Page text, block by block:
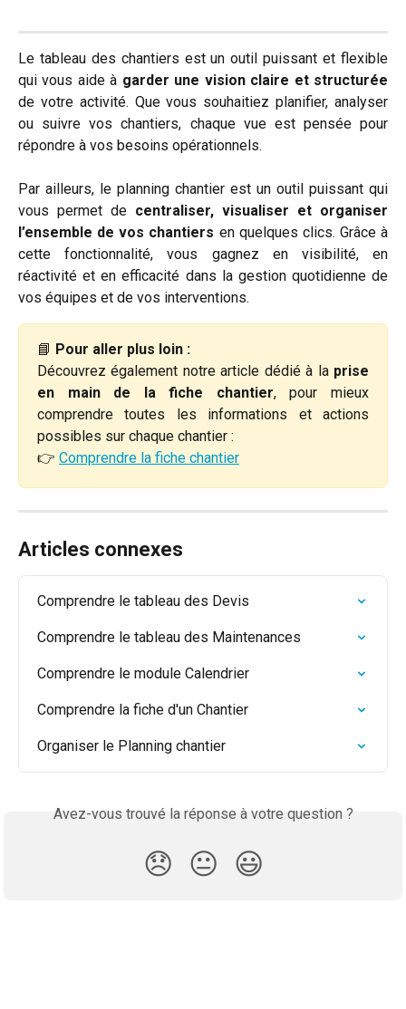
Le tableau des chantiers est un outil puissant et flexible
qui vous aide à garder une vision claire et structurée
de votre activité. Que vous souhaitiez planifier, analyser
ou suivre vos chantiers, chaque vue est pensée pour
répondre à vos besoins opérationnels.
Par ailleurs, le planning chantier est un outil puissant qui
vous permet de centraliser, visualiser et organiser
l’ensemble de vos chantiers en quelques clics. Grâce à
cette fonctionnalité, vous gagnez en visibilité, en
réactivité et en efficacité dans la gestion quotidienne de
vos équipes et de vos interventions.
📘 Pour aller plus loin :
Découvrez également notre article dédié à la prise
en main de la fiche chantier, pour mieux
comprendre toutes les informations et actions
possibles sur chaque chantier :
👉 Comprendre la fiche chantier
Articles connexes
Comprendre le tableau des Devis
Comprendre le tableau des Maintenances
Comprendre le module Calendrier
Comprendre la fiche d'un Chantier
Organiser le Planning chantier
Avez-vous trouvé la réponse à votre question ?
😞 😐 😃